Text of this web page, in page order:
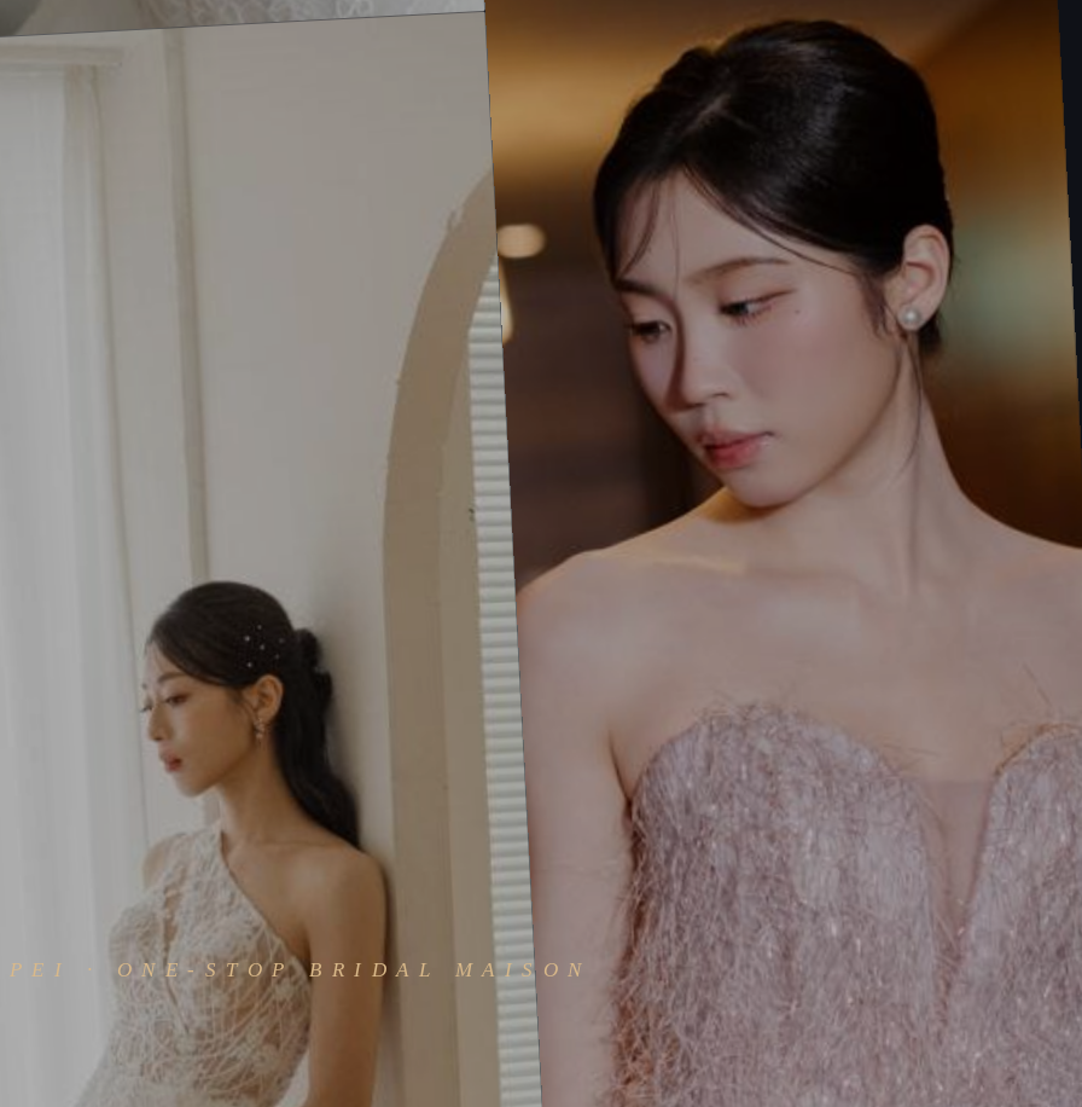
· ONE-STOP BRIDAL MAISON